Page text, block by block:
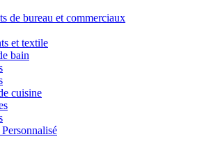
de bureau et commerciaux
et textile
bain
cuisine